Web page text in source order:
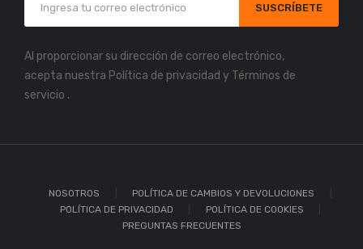
SUSCRÍBETE
Al proporcionar su dirección de correo electrónico,
acepta nuestra Política de privacidad y Términos de
servicio .
NOSOTROS
POLÍTICA DE CAMBIOS Y DEVOLUCIONES
POLÍTICA DE PRIVACIDAD
POLÍTICA DE COOKIES
PREGUNTAS FRECUENTES